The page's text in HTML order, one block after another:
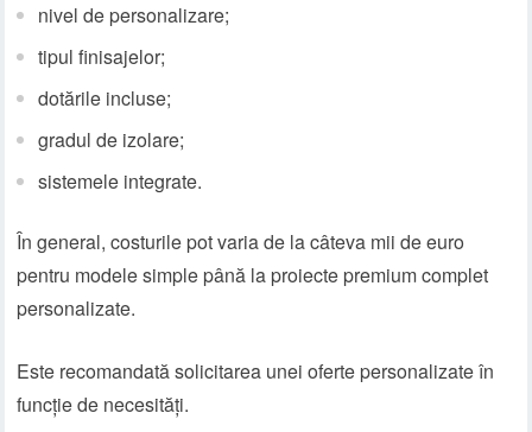
nivel de personalizare;
tipul finisajelor;
dotările incluse;
gradul de izolare;
sistemele integrate.
În general, costurile pot varia de la câteva mii de euro
pentru modele simple până la proiecte premium complet
personalizate.
Este recomandată solicitarea unei oferte personalizate în
funcție de necesități.